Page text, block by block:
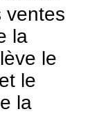
ventes
la
le
le
la